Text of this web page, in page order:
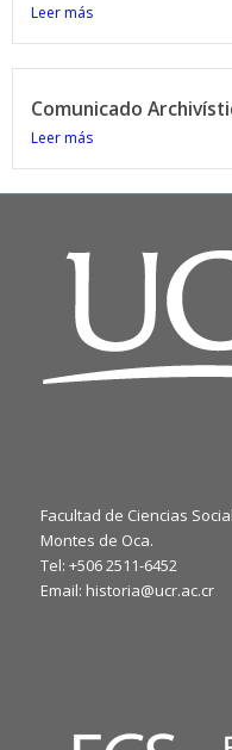
Leer más
Comunicado
Leer más
Facultad de Ciencias
Montes de Oca.
Tel: +506 2511-6452
Email: historia@ucr.ac.cr